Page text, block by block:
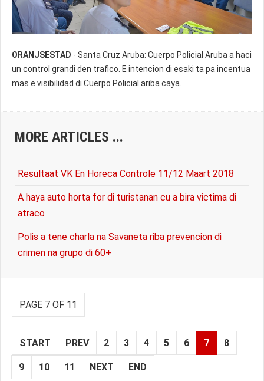
ORANJSESTAD - Santa Cruz Aruba: Cuerpo Policial Aruba a haci
un control grandi den trafico. E intencion di esaki ta pa incentua
mas e visibilidad di Cuerpo Policial ariba caya.
MORE ARTICLES ...
Resultaat VK En Horeca Controle 11/12 Maart 2018
A haya auto horta for di turistanan cu a bira victima di
atraco
Polis a tene charla na Savaneta riba prevencion di
crimen na grupo di 60+
PAGE 7 OF 11
START PREV 2 3 4 5 6 7 8
9 10 11 NEXT END